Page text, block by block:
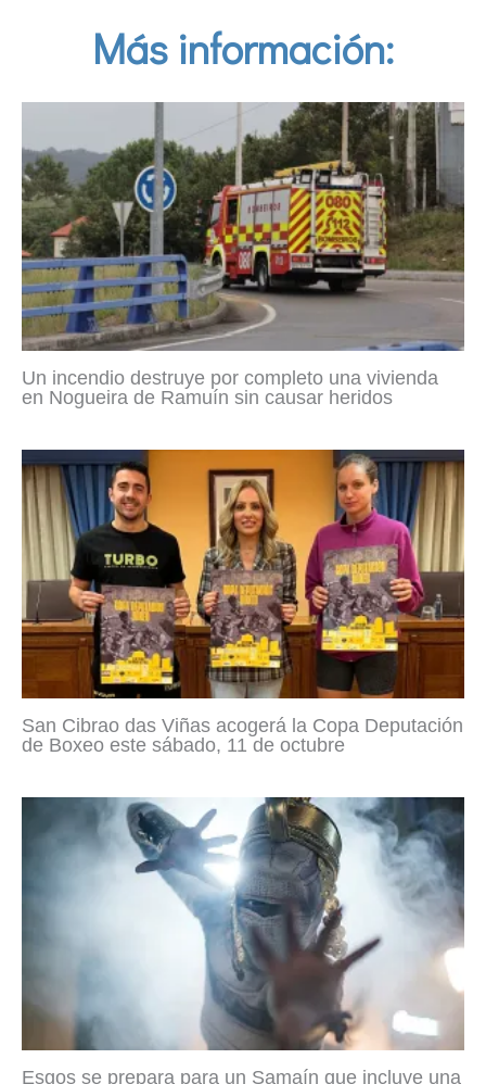
Más información:
Un incendio destruye por completo una vivienda
en Nogueira de Ramuín sin causar heridos
San Cibrao das Viñas acogerá la Copa Deputación
de Boxeo este sábado, 11 de octubre
Esgos se prepara para un Samaín que incluye una